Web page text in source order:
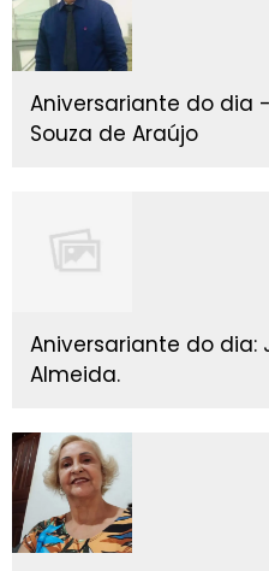
Aniversariante do dia
Souza de Araújo
Aniversariante do dia:
Almeida.